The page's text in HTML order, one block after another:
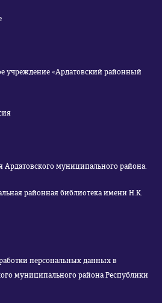
районный
Ардатовского муниципального района.
районная библиотека имени Н.К.
персональных данных в
муниципального района Республики